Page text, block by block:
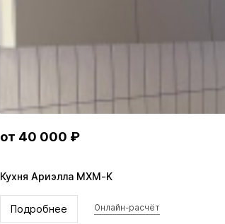
от 40 000 ₽
Кухня Ариэлла MXM-K
Подробнее Онлайн-расчёт